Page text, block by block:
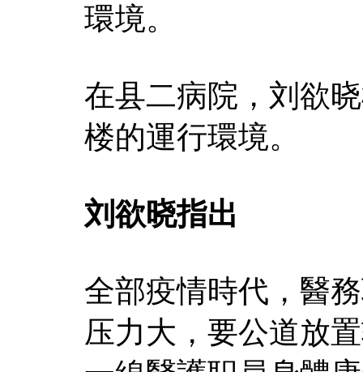
環境。
在县二病院，刘欲
楼的運行環境。
刘欲晓指出
全部疫情時代，醫
压力大，要公道放